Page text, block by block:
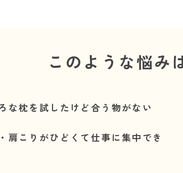
このような悩み
な枕を試したけど合う物がない
肩こりがひどくて仕事に集中でき